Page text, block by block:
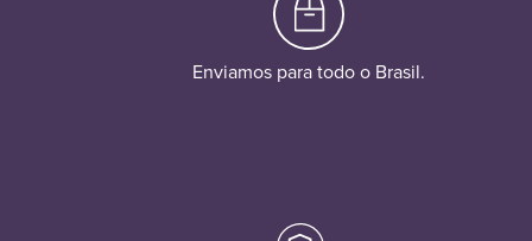
Enviamos para todo o Brasil.